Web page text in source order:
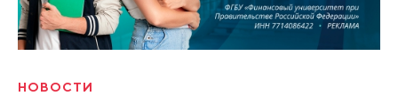
НОВОСТИ